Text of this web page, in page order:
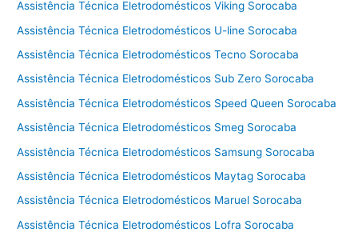
Assistência Técnica Eletrodomésticos Viking Sorocaba
Assistência Técnica Eletrodomésticos U-line Sorocaba
Assistência Técnica Eletrodomésticos Tecno Sorocaba
Assistência Técnica Eletrodomésticos Sub Zero Sorocaba
Assistência Técnica Eletrodomésticos Speed Queen Sorocaba
Assistência Técnica Eletrodomésticos Smeg Sorocaba
Assistência Técnica Eletrodomésticos Samsung Sorocaba
Assistência Técnica Eletrodomésticos Maytag Sorocaba
Assistência Técnica Eletrodomésticos Maruel Sorocaba
Assistência Técnica Eletrodomésticos Lofra Sorocaba